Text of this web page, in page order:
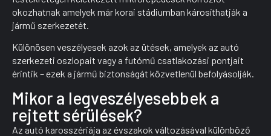
okozhatnak amelyek már korai stádiumban károsíthatják a
jármű szerkezetét.
Különösen veszélyesek azok az ütések, amelyek az autó
szerkezeti oszlopait vagy a futómű csatlakozási pontjait
érintik – ezek a jármű biztonságát közvetlenül befolyásolják.
Mikor a legveszélyesebbek a
rejtett sérülések?
Az autó karosszériája az évszakok változásával különböző